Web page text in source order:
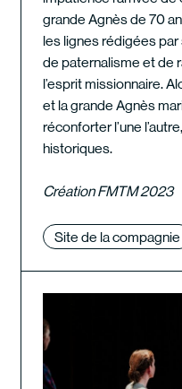
grande Agnès de 70
les lignes rédigées
de paternalisme et de
l’esprit missionnaire.
et la grande Agnès
réconforter l’une
historiques.
Création FMTM 2023
Site de la compagnie